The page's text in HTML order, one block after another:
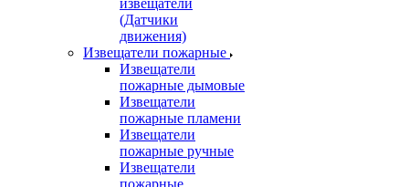
извещатели
(Датчики
движения)
Извещатели пожарные
Извещатели
пожарные дымовые
Извещатели
пожарные пламени
Извещатели
пожарные ручные
Извещатели
пожарные